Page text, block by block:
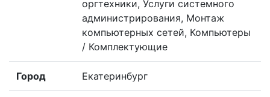
оргтехники, Услуги системного
администрирования, Монтаж
компьютерных сетей, Компьютеры
/ Комплектующие
Город Екатеринбург